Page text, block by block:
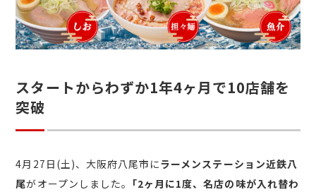
スタートからわずか1年4ヶ月で10店舗を
突破
4月27日(土)、大阪府八尾市にラーメンステーション近鉄八
尾がオープンしました。 ｢2ヶ月に1度、名店の味が入れ替わ